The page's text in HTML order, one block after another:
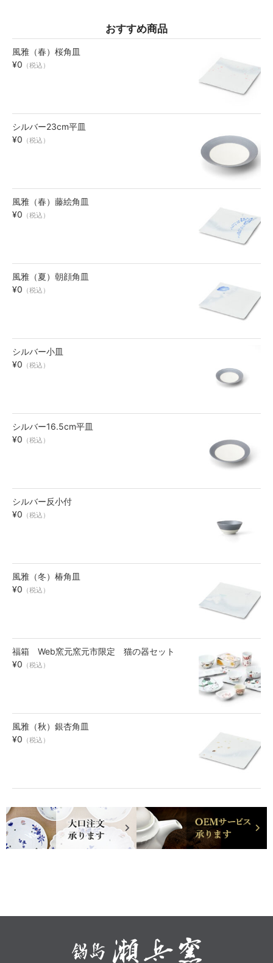
MAGNIFIER
皿・プレート
plate
湯呑・コップ
アクセサリー
accessory
お買い物ガイド
SHOPPING GUIDE
おすすめ商品
風雅（春）桜角皿
¥0 （税込）
シルバー23cm平皿
¥0 （税込）
風雅（春）藤絵角皿
¥0 （税込）
風雅（夏）朝顔角皿
¥0 （税込）
シルバー小皿
¥0 （税込）
シルバー16.5cm平皿
¥0 （税込）
シルバー反小付
¥0 （税込）
風雅（冬）椿角皿
¥0 （税込）
福箱 Web窯元窯元市限定 猫の器セット
¥0 （税込）
風雅（秋）銀杏角皿
¥0 （税込）